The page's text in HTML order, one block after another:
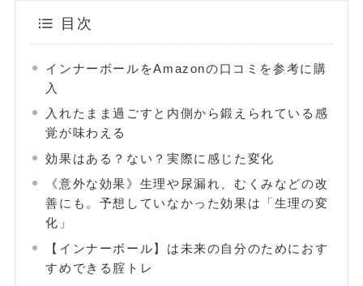
目次
インナーボールをAmazonの口コミを参考に購
入
入れたまま過ごすと内側から鍛えられている感
覚が味わえる
効果はある？ない？実際に感じた変化
《意外な効果》生理や尿漏れ、むくみなどの改
善にも。予想していなかった効果は「生理の変
化」
【インナーボール】は未来の自分のためにおす
すめできる腟トレ